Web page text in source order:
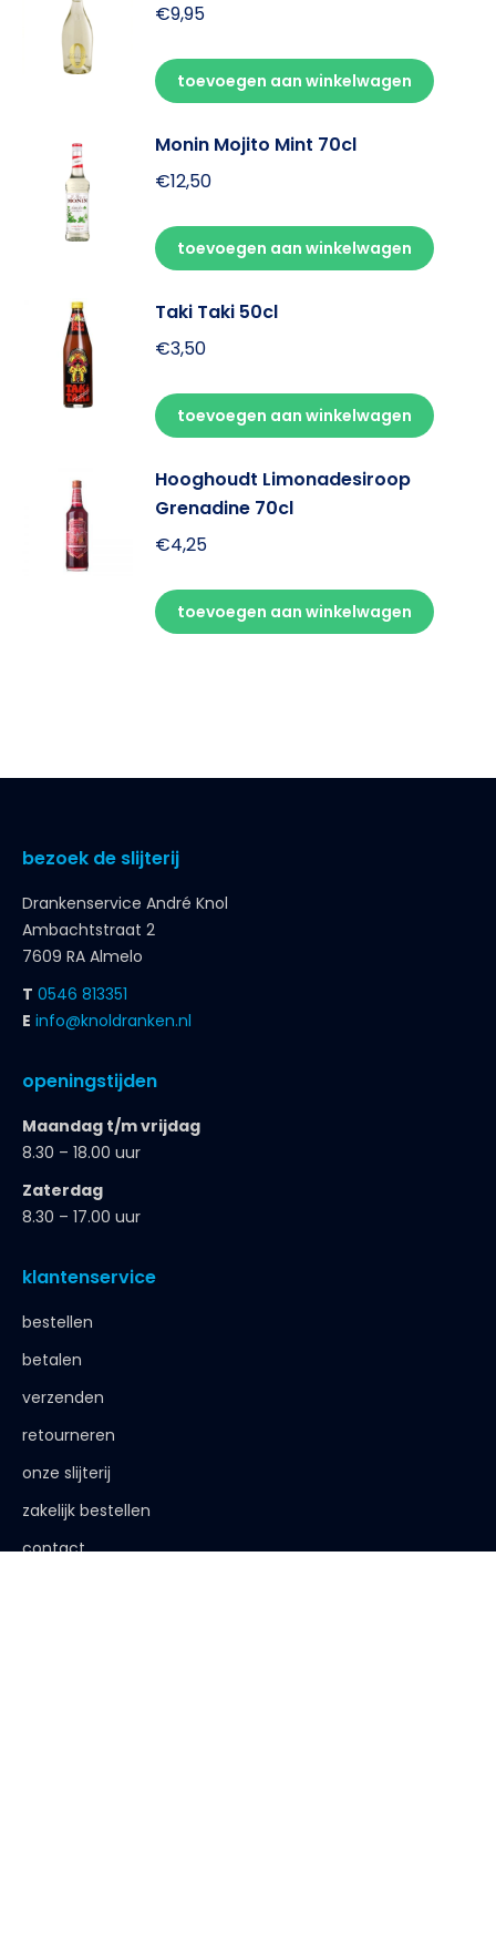
€9,95
toevoegen aan winkelwagen
Monin Mojito Mint 70cl
€12,50
toevoegen aan winkelwagen
Taki Taki 50cl
€3,50
toevoegen aan winkelwagen
Hooghoudt Limonadesiroop
Grenadine 70cl
€4,25
toevoegen aan winkelwagen
bezoek de slijterij
Drankenservice André Knol
Ambachtstraat 2
7609 RA Almelo
T 0546 813351
E info@knoldranken.nl
openingstijden
Maandag t/m vrijdag
8.30 – 18.00 uur
Zaterdag
8.30 – 17.00 uur
klantenservice
bestellen
betalen
verzenden
retourneren
onze slijterij
zakelijk bestellen
contact